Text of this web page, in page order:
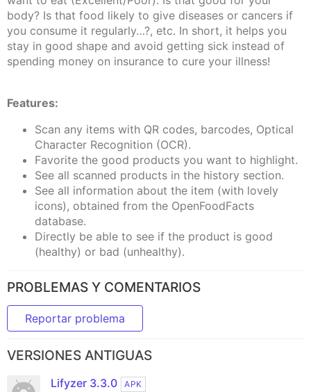
body? Is that food likely to give diseases or cancers if
you consume it regularly…?, etc. In short, it helps you
stay in good shape and avoid getting sick instead of
spending money on insurance to cure your illness!
Features:
Scan any items with QR codes, barcodes, Optical
Character Recognition (OCR).
Favorite the good products you want to highlight.
See all scanned products in the history section.
See all information about the item (with lovely
icons), obtained from the OpenFoodFacts
database.
Directly be able to see if the product is good
(healthy) or bad (unhealthy).
PROBLEMAS Y COMENTARIOS
Reportar problema
VERSIONES ANTIGUAS
Lifyzer 3.3.0
APK